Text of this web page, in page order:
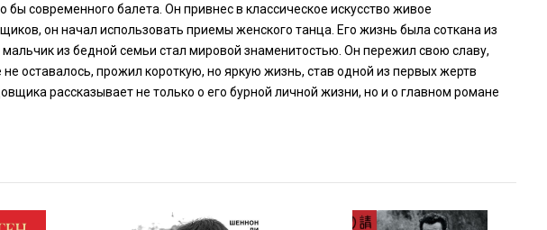
бы современного балета. Он привнес в классическое искусство живое
он начал использовать приемы женского танца. Его жизнь была соткана из
из бедной семьи стал мировой знаменитостью. Он пережил свою славу,
оставалось, прожил короткую, но яркую жизнь, став одной из первых жертв
рассказывает не только о его бурной личной жизни, но и о главном романе